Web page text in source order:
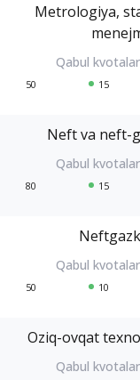
Metrologiya,
50 15
Neft va neft-
80 15
50 10
Oziq-ovqat